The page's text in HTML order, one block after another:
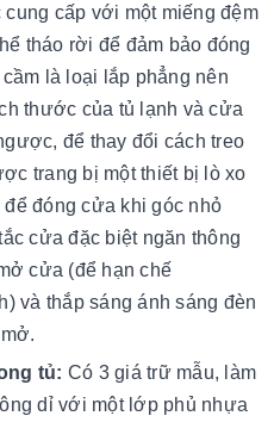
cấp với một miếng đệm
tháo rời để đảm bảo đóng
là loại lắp phẳng nên
thước của tủ lạnh và cửa
để thay đổi cách treo
trang bị một thiết bị lò xo
đóng cửa khi góc nhỏ
cửa đặc biệt ngăn thông
cửa (để hạn chế
và thắp sáng ánh sáng đèn
tủ: Có 3 giá trữ mẫu, làm
dỉ với một lớp phủ nhựa